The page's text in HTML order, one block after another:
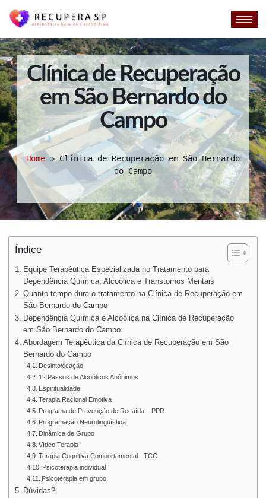
Clínica de Recuperação
em São Bernardo do
Campo
Home »Clínica de Recuperação em São Bernardo
do Campo
Índice
Equipe Terapêutica Especializada no Tratamento para
Dependência Química, Alcoólica e Transtornos Mentais
Quanto tempo dura o tratamento na Clínica de Recuperação em
São Bernardo do Campo
Dependência Química e Alcoólica na Clínica de Recuperação
em São Bernardo do Campo
Abordagem Terapêutica da Clínica de Recuperação em São
Bernardo do Campo
Desintoxicação
12 Passos de Alcoólicos Anônimos
Espiritualidade
Terapia Racional Emotiva
Programa de Prevenção de Recaída – PPR
Programação Neurolinguística
Dinâmica de Grupo
Vídeo Terapia
Terapia Cognitiva Comportamental - TCC
Psicoterapia individual
Psicoterapia em grupo
Dúvidas?